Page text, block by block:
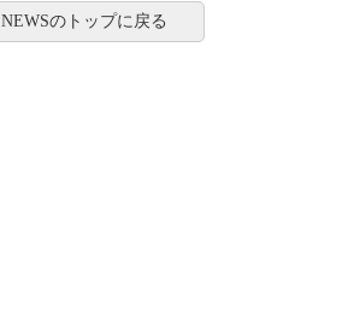
NEWSのトップに戻る